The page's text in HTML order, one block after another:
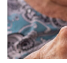
empréstimo
consignado
do
INSS
com
mais